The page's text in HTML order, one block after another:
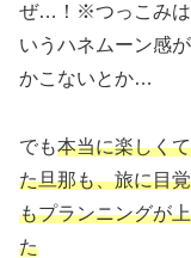
ぜ…！※つっこみは
いうハネムーン感
かこないとか…
でも本当に楽しく
た旦那も、旅に目
もプランニングが
た